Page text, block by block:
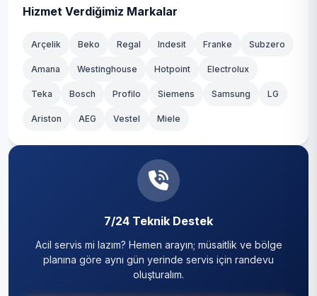
Kağıthane
Kartal
Küçükçekmece
Sultanbeyli
Hizmet Verdiğimiz Markalar
Arçelik Beko Regal Indesit Franke Subzero
Amana Westinghouse Hotpoint Electrolux
Teka Bosch Profilo Siemens Samsung LG
Ariston AEG Vestel Miele
7/24 Teknik Destek
Acil servis mi lazım? Hemen arayın; müsaitlik ve bölge
planına göre aynı gün yerinde servis için randevu
oluşturalım.